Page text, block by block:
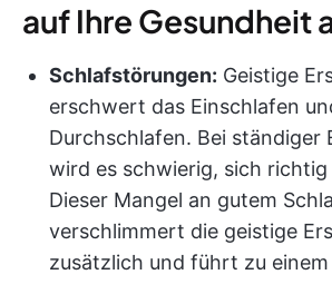
auf Ihre Gesundheit
Schlafstörungen: Geistige
erschwert das Einschlafen
Durchschlafen. Bei ständiger
wird es schwierig, sich richtig
Dieser Mangel an gutem
verschlimmert die geistige
zusätzlich und führt zu einem